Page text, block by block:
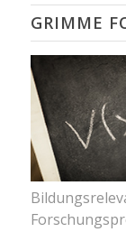
GRIMME